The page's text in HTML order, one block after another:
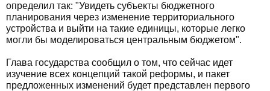
определил так: "Увидеть субъекты бюджетного
планирования через изменение территориального
устройства и выйти на такие единицы, которые легко
могли бы моделироваться центральным бюджетом".
Глава государства сообщил о том, что сейчас идет
изучение всех концепций такой реформы, и пакет
предложенных изменений будет представлен первого